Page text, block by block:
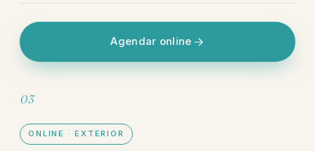
Agendar online
03
ONLINE · EXTERIOR